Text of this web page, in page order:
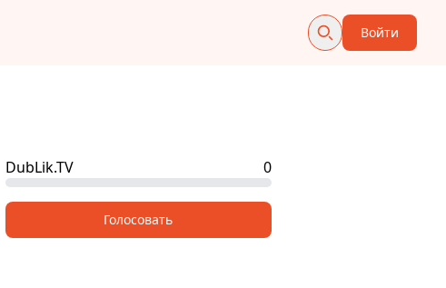
Войти
DubLik.TV 0
Голосовать